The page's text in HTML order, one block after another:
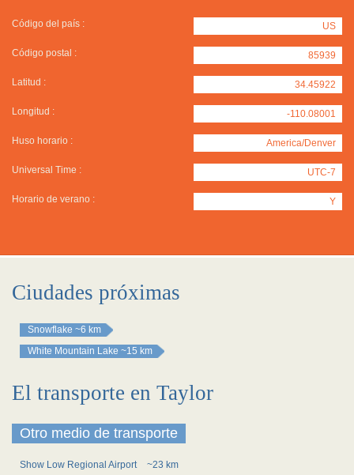
Código del país : US
Código postal : 85939
Latitud : 34.45922
Longitud : -110.08001
Huso horario : America/Denver
Universal Time : UTC-7
Horario de verano : Y
Ciudades próximas
Snowflake ~6 km
White Mountain Lake ~15 km
El transporte en Taylor
Otro medio de transporte
Show Low Regional Airport ~23 km